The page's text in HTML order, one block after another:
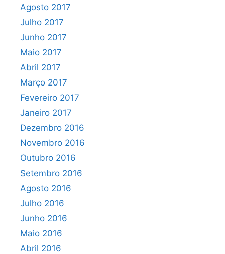
Agosto 2017
Julho 2017
Junho 2017
Maio 2017
Abril 2017
Março 2017
Fevereiro 2017
Janeiro 2017
Dezembro 2016
Novembro 2016
Outubro 2016
Setembro 2016
Agosto 2016
Julho 2016
Junho 2016
Maio 2016
Abril 2016